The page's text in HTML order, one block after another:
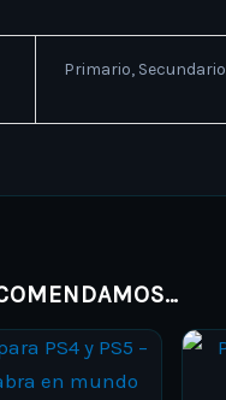
Primario, Secundario
Price
range:
ARS 8.000,00